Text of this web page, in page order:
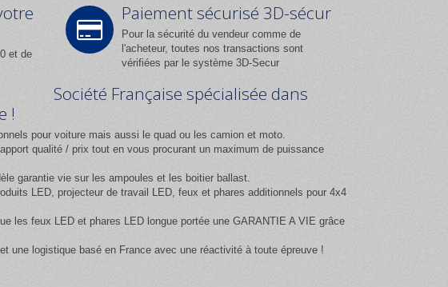
et de
Paiement sécurisé 3D-sécur
Pour la sécurité du vendeur comme de
l'acheteur, toutes nos transactions sont
vérifiées par le système 3D-Secur
Société Française spécialisée dans
!
pour voiture mais aussi le quad ou les camion et moto.
qualité / prix tout en vous procurant un maximum de puissance
garantie vie sur les ampoules et les boitier ballast.
LED, projecteur de travail LED, feux et phares additionnels pour 4x4
les feux LED et phares LED longue portée une GARANTIE A VIE grâce
une logistique basé en France avec une réactivité à toute épreuve !